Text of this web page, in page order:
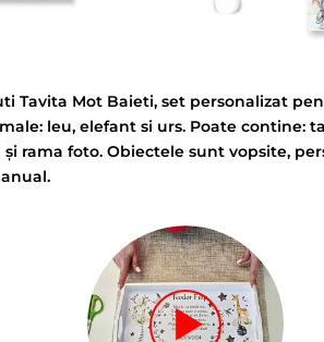
Tavita Mot Baieti, set personalizat
leu, elefant si urs. Poate contine:
rama foto. Obiectele sunt vopsite,